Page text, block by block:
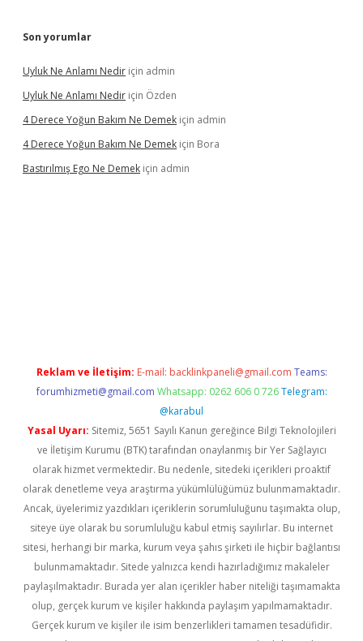
Son yorumlar
Uyluk Ne Anlamı Nedir için admin
Uyluk Ne Anlamı Nedir için Özden
4 Derece Yoğun Bakım Ne Demek için admin
4 Derece Yoğun Bakım Ne Demek için Bora
Bastırılmış Ego Ne Demek için admin
Reklam ve İletişim: E-mail: backlinkpaneli@gmail.com Teams:
forumhizmeti@gmail.com Whatsapp: 0262 606 0 726 Telegram:
@karabul
Yasal Uyarı: Sitemiz, 5651 Sayılı Kanun gereğince Bilgi Teknolojileri
ve İletişim Kurumu (BTK) tarafından onaylanmış bir Yer Sağlayıcı
olarak hizmet vermektedir. Bu nedenle, sitedeki içerikleri proaktif
olarak denetleme veya araştırma yükümlülüğümüz bulunmamaktadır.
Ancak, üyelerimiz yazdıkları içeriklerin sorumluluğunu taşımakta olup,
siteye üye olarak bu sorumluluğu kabul etmiş sayılırlar. Bu internet
sitesi, herhangi bir marka, kurum veya şahıs şirketi ile hiçbir bağlantısı
bulunmamaktadır. Sitede yalnızca kendi hazırladığımız makaleler
paylaşılmaktadır. Burada yer alan içerikler haber niteliği taşımamakta
olup, gerçek kurum ve kişiler hakkında paylaşım yapılmamaktadır.
Gerçek kurum ve kişiler ile isim benzerlikleri tamamen tesadüfidir.